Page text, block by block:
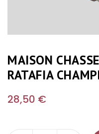
MAISON
RATAFIA
28,50 €